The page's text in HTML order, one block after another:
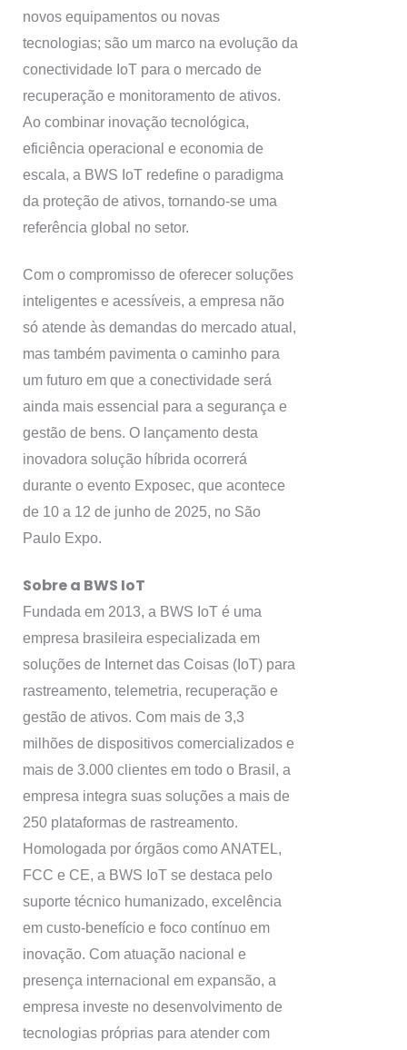
novos equipamentos ou novas
tecnologias; são um marco na evolução da
conectividade IoT para o mercado de
recuperação e monitoramento de ativos.
Ao combinar inovação tecnológica,
eficiência operacional e economia de
escala, a BWS IoT redefine o paradigma
da proteção de ativos, tornando-se uma
referência global no setor.
Com o compromisso de oferecer soluções
inteligentes e acessíveis, a empresa não
só atende às demandas do mercado atual,
mas também pavimenta o caminho para
um futuro em que a conectividade será
ainda mais essencial para a segurança e
gestão de bens. O lançamento desta
inovadora solução híbrida ocorrerá
durante o evento Exposec, que acontece
de 10 a 12 de junho de 2025, no São
Paulo Expo.
Sobre a BWS IoT
Fundada em 2013, a BWS IoT é uma
empresa brasileira especializada em
soluções de Internet das Coisas (IoT) para
rastreamento, telemetria, recuperação e
gestão de ativos. Com mais de 3,3
milhões de dispositivos comercializados e
mais de 3.000 clientes em todo o Brasil, a
empresa integra suas soluções a mais de
250 plataformas de rastreamento.
Homologada por órgãos como ANATEL,
FCC e CE, a BWS IoT se destaca pelo
suporte técnico humanizado, excelência
em custo-benefício e foco contínuo em
inovação. Com atuação nacional e
presença internacional em expansão, a
empresa investe no desenvolvimento de
tecnologias próprias para atender com